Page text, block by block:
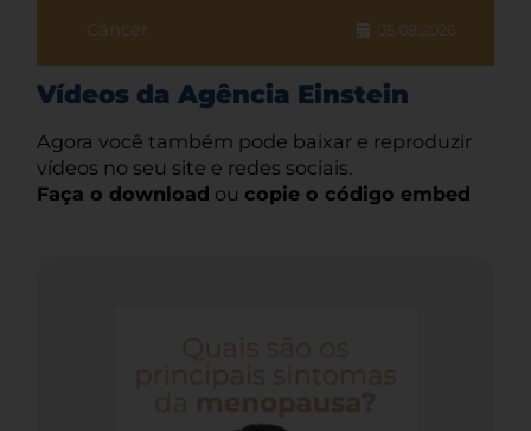
Câncer 05.08.2026
Vídeos da Agência Einstein
Agora você também pode baixar e reproduzir
vídeos no seu site e redes sociais.
Faça o download ou copie o código embed